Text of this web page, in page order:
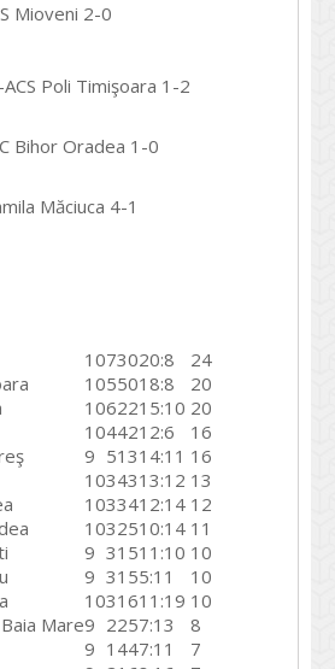
Mioveni 2-0
Poli Timişoara 1-2
Bihor Oradea 1-0
Măciuca 4-1
1073020:8
24
1055018:8
20
1062215:10 20
1044212:6
16
9 51 314:11 16
1034313:12 13
1033412:14 12
1032510:14 11
9 31 511:10 10
9 31 55:11
10
1031 611:19 10
Mare9 2257:13
8
9 1 447:11
7